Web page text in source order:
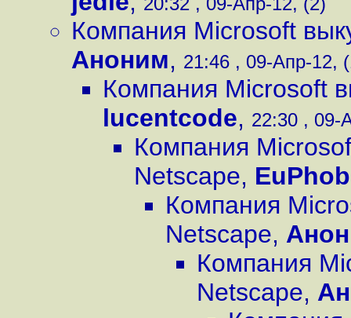
Компания Microsoft
Аноним, 21:46 , 09-Апр-12,
Компания Microsoft
lucentcode, 22:30 , 09-
Компания
Netscape,
Компания
Netscape,
Компания
Netscape,